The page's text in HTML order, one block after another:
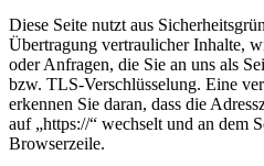
Diese Seite nutzt aus
Übertragung vertraulicher Inhalte,
oder Anfragen, die Sie an uns als
bzw. TLS-Verschlüsselung. Eine
erkennen Sie daran, dass die
auf „https://“ wechselt und an dem
Browserzeile.